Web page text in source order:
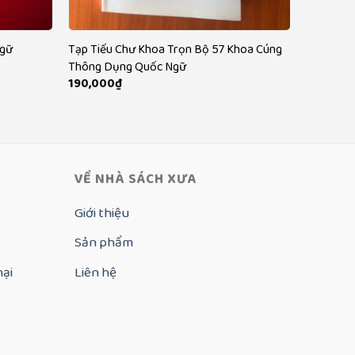
Tạp Tiếu Chư Khoa Trọn Bộ 57 Khoa Cúng
Thông Dụng Quốc Ngữ
190,000₫
VỀ NHÀ SÁCH XƯA
Giới thiệu
Sản phẩm
Liên hệ